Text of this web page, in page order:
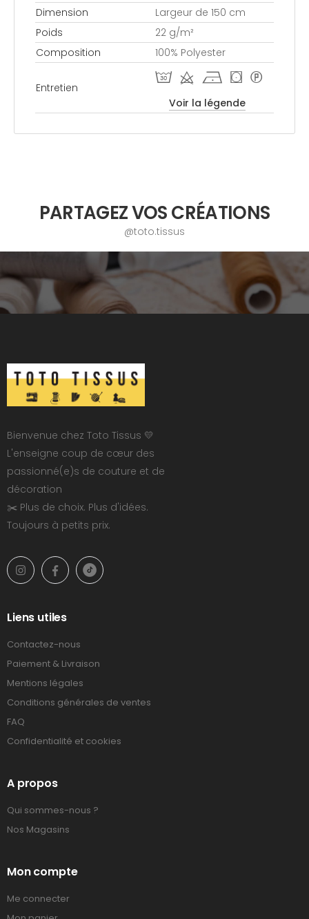
Dimension
Largeur de 150 cm
Poids
22 g/m²
Composition
100% Polyester
Entretien
T d h ( *
Voir la légende
PARTAGEZ VOS CRÉATIONS
@toto.tissus
Bienvenue chez Toto Tissus 💛
L'enseigne coup de cœur des
passionné(e)s de couture et de
décoration
✂️ Plus de choix. Plus d'idées.
Toujours à petits prix.
Liens utiles
Contactez-nous
Paiement & Livraison
Mentions légales
Conditions générales de ventes
FAQ
Confidentialité et cookies
A propos
Qui sommes-nous ?
Nos Magasins
Mon compte
Me connecter